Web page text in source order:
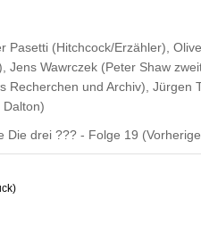
Pasetti (Hitchcock/Erzähler)
Jens Wawrczek (Peter Shaw
Recherchen und Archiv) Jürgen
Dalton)
Die drei ??? - Folge 19